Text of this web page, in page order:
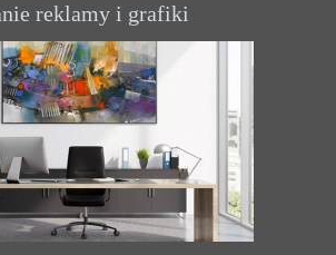
reklamy i grafiki